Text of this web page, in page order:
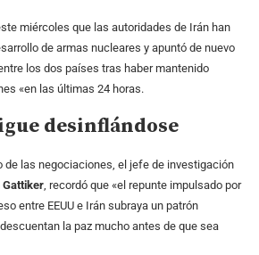
miércoles que las autoridades de Irán han
de armas nucleares y apuntó de nuevo
los dos países tras haber mantenido
«en las últimas 24 horas.
desinflándose
de las negociaciones, el jefe de investigación
Gattiker, recordó que «el repunte impulsado por
entre EEUU e Irán subraya un patrón
la paz mucho antes de que sea